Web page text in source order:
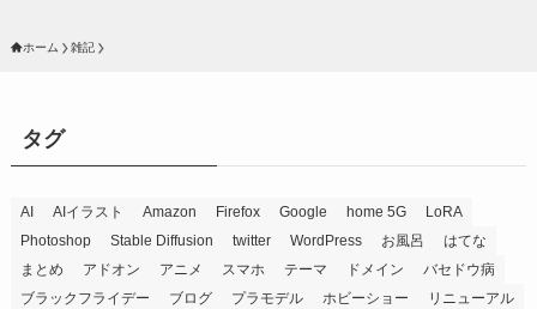
ホーム 雑記
タグ
AI AIイラスト Amazon Firefox Google home 5G
LoRA
Photoshop
Stable Diffusion twitter WordPress お風呂
はてな
まとめ
アドオン アニメ スマホ テーマ ドメイン
バセドウ病
ブラックフライデー
ブログ プラモデル ホビーショー
リニューアル